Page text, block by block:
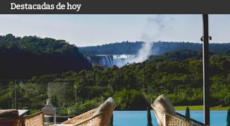
Destacadas de hoy